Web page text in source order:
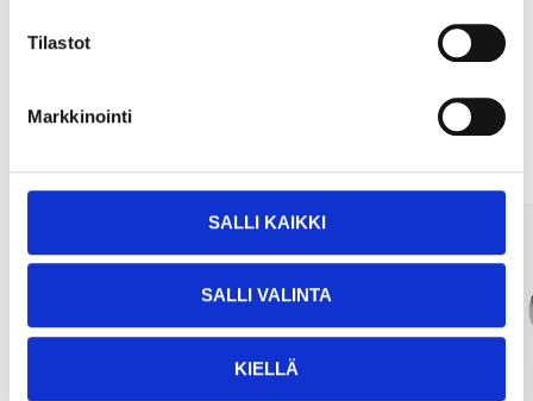
Tilastot
Markkinointi
SALLI KAIKKI
SALLI VALINTA
KIELLÄ
Andra kunder köpte också